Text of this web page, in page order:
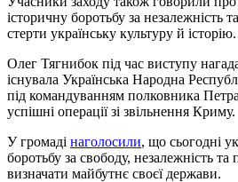
історичну боротьбу за незалежність
стерти українську культуру й історію.
Олег Тягнибок під час виступу
існувала Українська Народна
під командуванням полковника
успішні операції зі звільнення Криму.
У громаді наголосили, що сьогодні
боротьбу за свободу, незалежність та
визначати майбутнє своєї держави.